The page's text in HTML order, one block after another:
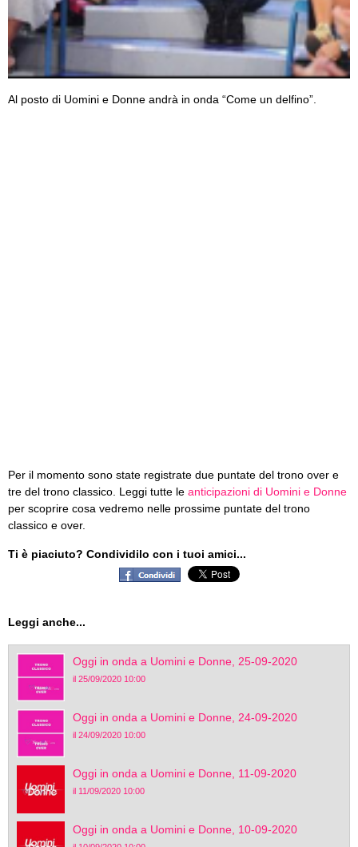
Al posto di Uomini e Donne andrà in onda “Come un delfino”.
Per il momento sono state registrate due puntate del trono over e
tre del trono classico. Leggi tutte le anticipazioni di Uomini e Donne
per scoprire cosa vedremo nelle prossime puntate del trono
classico e over.
Ti è piaciuto? Condividilo con i tuoi amici...
Leggi anche...
Oggi in onda a Uomini e Donne, 25-09-2020
il 25/09/2020 10:00
Oggi in onda a Uomini e Donne, 24-09-2020
il 24/09/2020 10:00
Oggi in onda a Uomini e Donne, 11-09-2020
il 11/09/2020 10:00
Oggi in onda a Uomini e Donne, 10-09-2020